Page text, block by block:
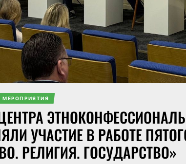
УЧАСТИЕ В РАБОТЕ
РЕЛИГИЯ. ГОСУДАРСТВО»